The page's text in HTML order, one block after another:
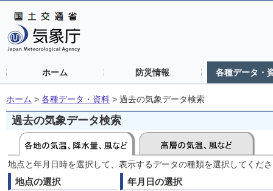
ホーム 防災情報 各種データ・
ホーム > 各種データ・資料 > 過去の気象データ検索
過去の気象データ検索
地点と年月日時を選択して、表示するデータの種類を選択してくだ
地点の選択 年月日の選択